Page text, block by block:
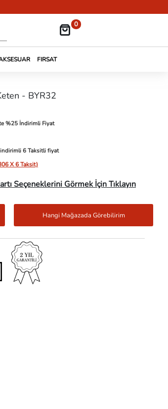
0
FIRSAT
- BYR32
%25 İndirimli Fiyat
6 Taksitli fiyat
X 6 Taksit)
Seçeneklerini Görmek İçin Tıklayın
Hangi Mağazada Görebilirim